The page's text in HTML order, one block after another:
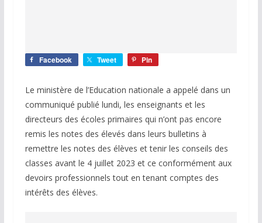
Facebook Tweet Pin
Le ministère de l’Education nationale a appelé dans un
communiqué publié lundi, les enseignants et les
directeurs des écoles primaires qui n’ont pas encore
remis les notes des élevés dans leurs bulletins à
remettre les notes des élèves et tenir les conseils des
classes avant le 4 juillet 2023 et ce conformément aux
devoirs professionnels tout en tenant comptes des
intérêts des élèves.